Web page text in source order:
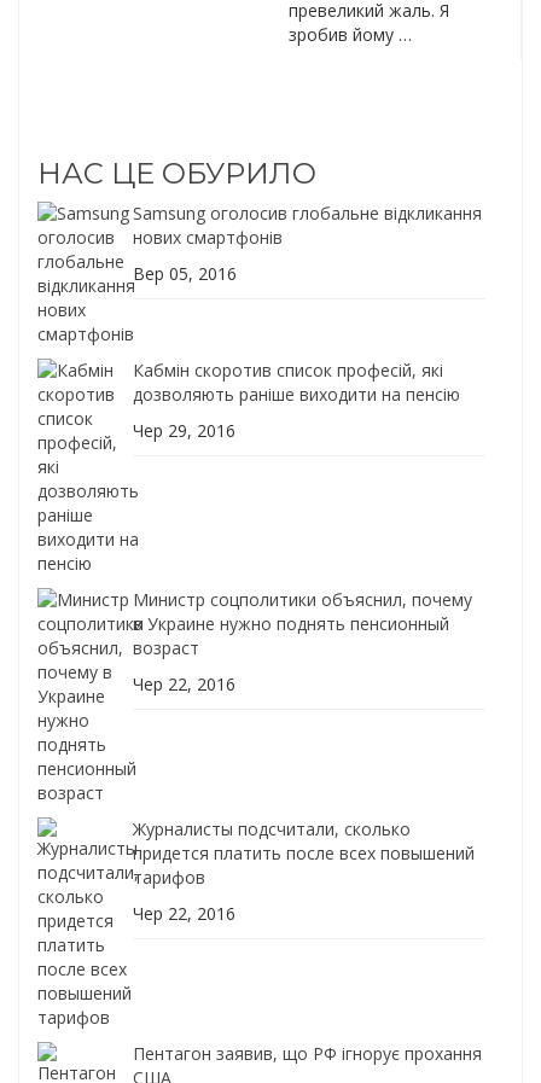
превеликий жаль. Я
зробив йому …
НАС ЦЕ ОБУРИЛО
Samsung оголосив глобальне відкликання
нових смартфонів
Вер 05, 2016
Кабмін скоротив список професій, які
дозволяють раніше виходити на пенсію
Чер 29, 2016
Министр соцполитики объяснил, почему
в Украине нужно поднять пенсионный
возраст
Чер 22, 2016
Журналисты подсчитали, сколько
придется платить после всех повышений
тарифов
Чер 22, 2016
Пентагон заявив, що РФ ігнорує прохання
США